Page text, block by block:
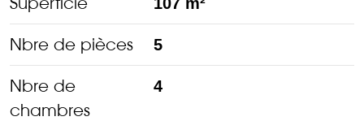
Nbre de pièces 5
Nbre de
chambres
4